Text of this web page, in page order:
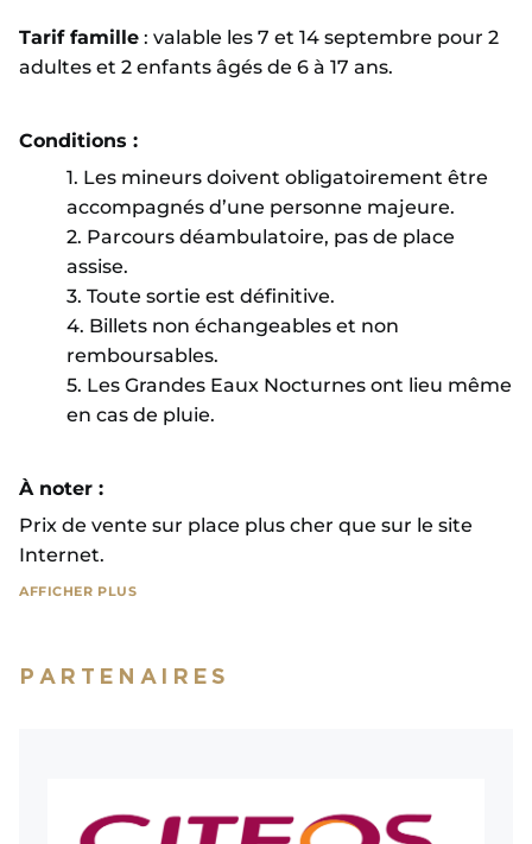
Tarif famille : valable les 7 et 14 septembre pour 2
adultes et 2 enfants âgés de 6 à 17 ans.
Conditions :
1. Les mineurs doivent obligatoirement être
accompagnés d’une personne majeure.
2. Parcours déambulatoire, pas de place
assise.
3. Toute sortie est définitive.
4. Billets non échangeables et non
remboursables.
5. Les Grandes Eaux Nocturnes ont lieu même
en cas de pluie.
À noter :
Prix de vente sur place plus cher que sur le site
Internet.
AFFICHER PLUS
décision serait prise le soir même. Les billets
→ Conditions détaillées dans nos
Conditions
PARTENAIRES